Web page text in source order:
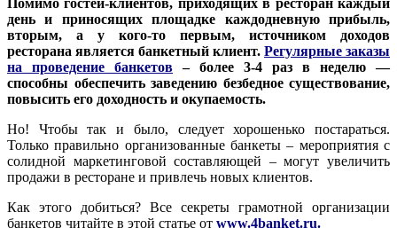
Помимо гостей-клиентов, приходящих в ресторан каждый
день и приносящих площадке каждодневную прибыль,
вторым, а у кого-то первым, источником доходов
ресторана является банкетный клиент. Регулярные заказы
на проведение банкетов – более 3-4 раз в неделю —
способны обеспечить заведению безбедное существование,
повысить его доходность и окупаемость.
Но! Чтобы так и было, следует хорошенько постараться.
Только правильно организованные банкеты – мероприятия с
солидной маркетинговой составляющей – могут увеличить
продажи в ресторане и привлечь новых клиентов.
Как этого добиться? Все секреты грамотной организации
банкетов читайте в этой статье от www.4banket.ru.